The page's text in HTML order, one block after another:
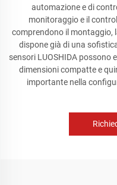
automazione e di
monitoraggio e il
comprendono il montaggio,
dispone già di una
sensori LUOSHIDA possono
dimensioni compatte e
importante nella